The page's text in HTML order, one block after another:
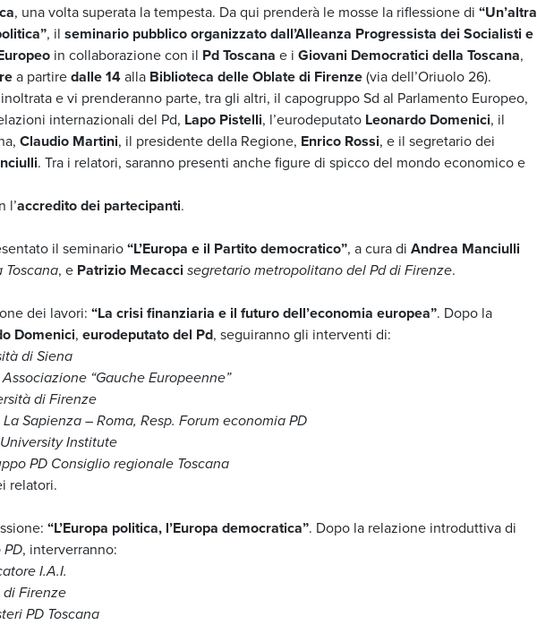
, una volta superata la tempesta. Da qui prenderà le mosse la riflessione di “Un’altra
, il seminario pubblico organizzato dall’Alleanza Progressista dei Socialisti e
in collaborazione con il Pd Toscana e i Giovani Democratici della Toscana,
a partiredalle 14alla Biblioteca delle Oblate di Firenze(via dell’Oriuolo 26).
e vi prenderanno parte, tra gli altri, il capogruppo Sd al Parlamento Europeo,
internazionali del Pd, Lapo Pistelli, l’eurodeputato Leonardo Domenici, il
Claudio Martini, il presidente della Regione, Enrico Rossi, e il segretario dei
. Tra i relatori, saranno presenti anche figure di spicco del mondo economico e
l’accredito dei partecipanti.
il seminario“L’Europa e il Partito democratico”, a cura di Andrea Manciulli
, e Patrizio Mecacci segretario metropolitano del Pd di Firenze.
dei lavori: “La crisi finanziaria e il futuro dell’economia europea”. Dopo la
Domenici, eurodeputato del Pd, seguiranno gli interventi di:
di Siena
“Gauche Europeenne”
di Firenze
Sapienza – Roma, Resp. Forum economia PD
Institute
PD Consiglio regionale Toscana
relatori.
“L’Europa politica, l’Europa democratica”. Dopo la relazione introduttiva di
, interverranno:
I.A.I.
Firenze
PD Toscana